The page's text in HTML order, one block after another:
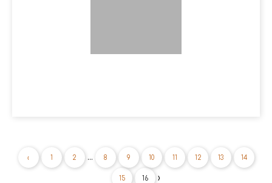
‹ 1 2 ... 8 9 10 11 12 13 14
15 16 ›